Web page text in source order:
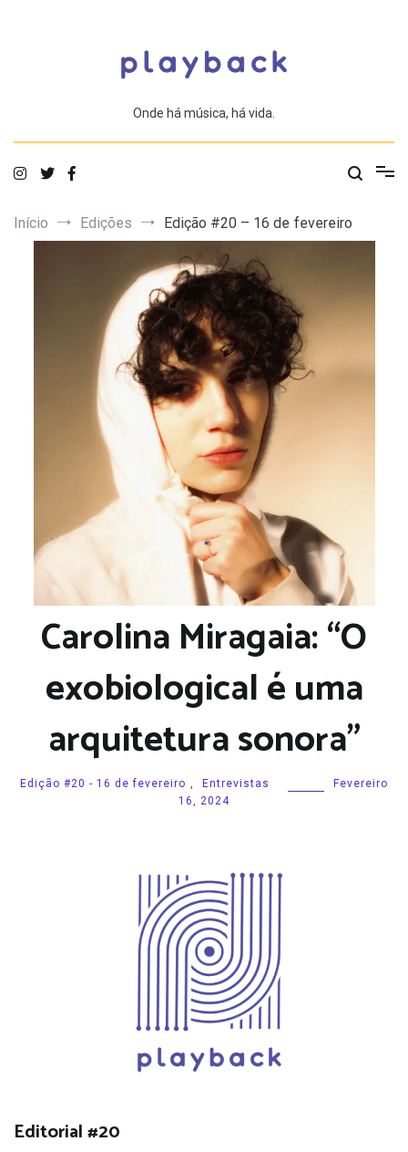
Onde há música, há vida.
Início Edições Edição #20 – 16 de fevereiro
Carolina Miragaia: “O
exobiological é uma
arquitetura sonora”
Edição #20 - 16 de fevereiro , Entrevistas
Fevereiro
16, 2024
Editorial #20